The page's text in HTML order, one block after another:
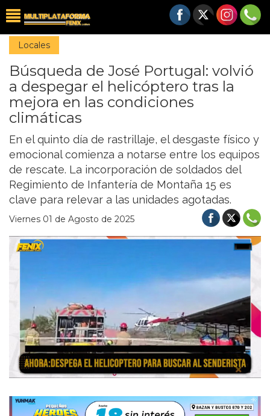
Locales
Búsqueda de José Portugal: volvió
a despegar el helicóptero tras la
mejora en las condiciones
climáticas
En el quinto día de rastrillaje, el desgaste físico y
emocional comienza a notarse entre los equipos
de rescate. La incorporación de soldados del
Regimiento de Infantería de Montaña 15 es
clave para relevar a las unidades agotadas.
Viernes 01 de Agosto de 2025